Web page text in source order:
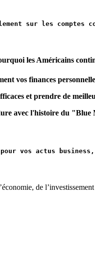
sur les
les Américains
vos finances
et prendre de
avec l'histoire du
vos actus
de